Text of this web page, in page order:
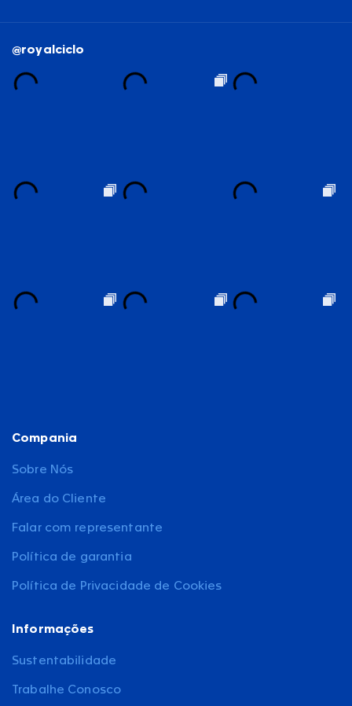
Compania
Sobre Nós
Área do Cliente
Falar com representante
Política de garantia
Política de Privacidade de Cookies
Informações
Sustentabilidade
Trabalhe Conosco
@royalciclo